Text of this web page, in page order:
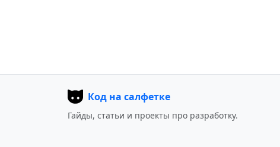
Код на салфетке
Гайды, статьи и проекты про разработку.